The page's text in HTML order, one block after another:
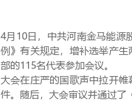
4月10日，中共河南金马能源
例》有关规定，增补选举产
部的115名代表参加会议。
大会在庄严的国歌声中拉开帷
件。随后，大会审议并通过了